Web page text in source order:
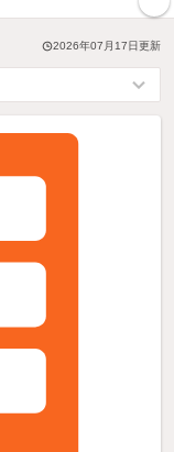
2026年07月17日更新